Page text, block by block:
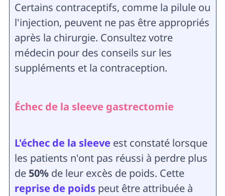
Certains contraceptifs, comme la pilule ou
l'injection, peuvent ne pas être appropriés
après la chirurgie. Consultez votre
médecin pour des conseils sur les
suppléments et la contraception.
Échec de la sleeve gastrectomie
L'échec de la sleeve est constaté lorsque
les patients n'ont pas réussi à perdre plus
de 50%de leur excès de poids. Cette
reprise de poidspeut être attribuée à